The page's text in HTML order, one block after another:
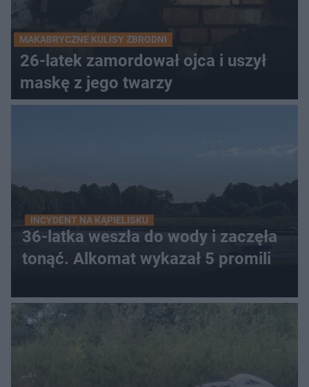
MAKABRYCZNE KULISY ZBRODNI
26-latek zamordował ojca i uszył
maskę z jego twarzy
INCYDENT NA KĄPIELISKU
36-latka weszła do wody i zaczęła
tonąć. Alkomat wykazał 5 promili